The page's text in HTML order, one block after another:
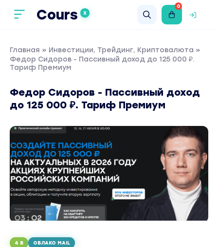
Cours X
0
Главная » Инвестиции, Трейдинг, Криптовалюта »
Федор Сидоров - Пассивный доход до 125 000 ₽.
Тариф Премиум
Федор Сидоров - Пассивный доход
до 125 000 ₽. Тариф Премиум
4 Б ОБЛАКО MAIL